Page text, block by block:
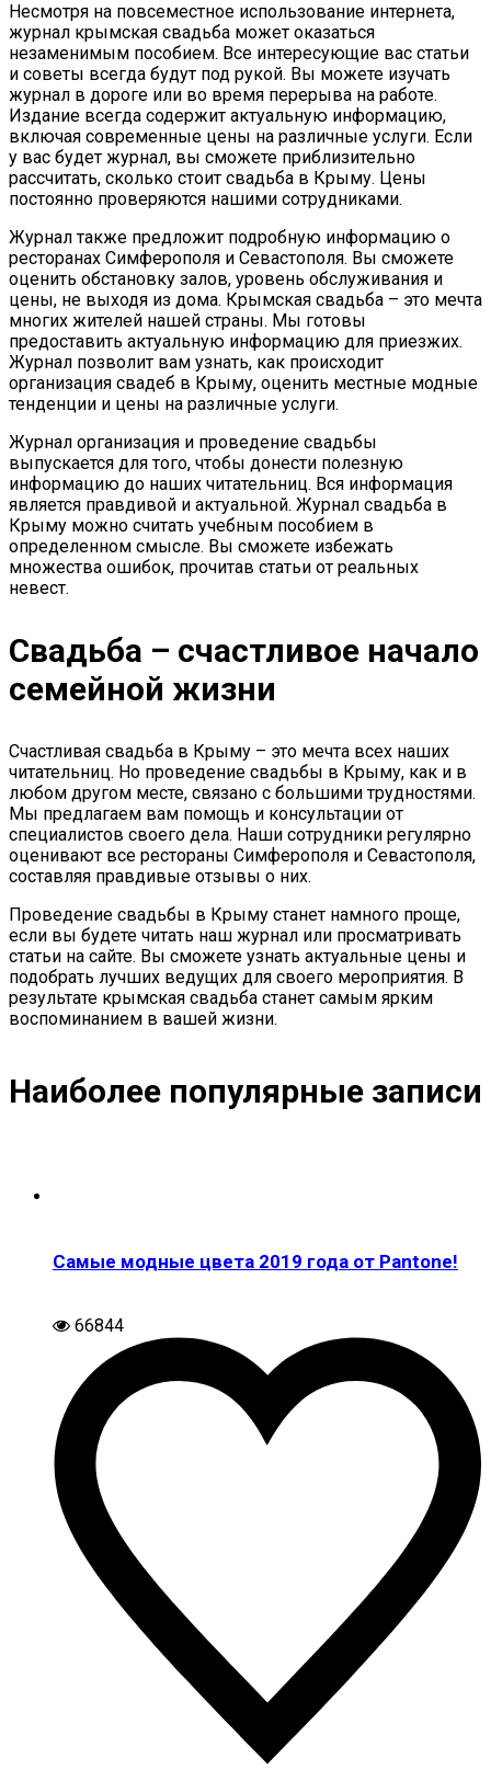
Несмотря на повсеместное использование интернета,
журнал крымская свадьба может оказаться
незаменимым пособием. Все интересующие вас статьи
и советы всегда будут под рукой. Вы можете изучать
журнал в дороге или во время перерыва на работе.
Издание всегда содержит актуальную информацию,
включая современные цены на различные услуги. Если
у вас будет журнал, вы сможете приблизительно
рассчитать, сколько стоит свадьба в Крыму. Цены
постоянно проверяются нашими сотрудниками.
Журнал также предложит подробную информацию о
ресторанах Симферополя и Севастополя. Вы сможете
оценить обстановку залов, уровень обслуживания и
цены, не выходя из дома. Крымская свадьба – это мечта
многих жителей нашей страны. Мы готовы
предоставить актуальную информацию для приезжих.
Журнал позволит вам узнать, как происходит
организация свадеб в Крыму, оценить местные модные
тенденции и цены на различные услуги.
Журнал организация и проведение свадьбы
выпускается для того, чтобы донести полезную
информацию до наших читательниц. Вся информация
является правдивой и актуальной. Журнал свадьба в
Крыму можно считать учебным пособием в
определенном смысле. Вы сможете избежать
множества ошибок, прочитав статьи от реальных
невест.
Свадьба – счастливое начало
семейной жизни
Счастливая свадьба в Крыму – это мечта всех наших
читательниц. Но проведение свадьбы в Крыму, как и в
любом другом месте, связано с большими трудностями.
Мы предлагаем вам помощь и консультации от
специалистов своего дела. Наши сотрудники регулярно
оценивают все рестораны Симферополя и Севастополя,
составляя правдивые отзывы о них.
Проведение свадьбы в Крыму станет намного проще,
если вы будете читать наш журнал или просматривать
статьи на сайте. Вы сможете узнать актуальные цены и
подобрать лучших ведущих для своего мероприятия. В
результате крымская свадьба станет самым ярким
воспоминанием в вашей жизни.
Наиболее популярные записи
Самые модные цвета 2019 года от Pantone!
66844